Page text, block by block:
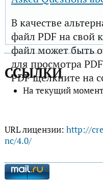
В качестве
файл PDF на свой
файл может быть
для просмотра
PDF щелкните на
ССЫЛКИ
На текущий
URL лицензии: http://
nc/4.0/